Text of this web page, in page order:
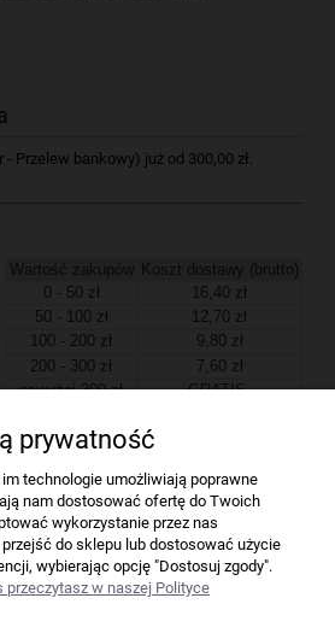
Przelew bankowy) już od 300,00 zł.
Wartość zakupów Koszt dostawy (brutto)
0 - 50 zł
16,40 zł
50 - 100 zł
12,70 zł
100 - 200 zł
9,80 zł
200 - 300 zł
7,60 zł
powyżej 300 zł
GRATIS
Firma
wg producentów
wg producentów
prywatność
technologie umożliwiają poprawne
nam dostosować ofertę do Twoich
wykorzystanie przez nas
do sklepu lub dostosować użycie
wybierając opcję "Dostosuj zgody".
w naszej Polityce